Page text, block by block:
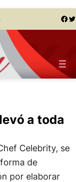
Facebook Twitter
a toda
Celebrity, se
de
por elaborar